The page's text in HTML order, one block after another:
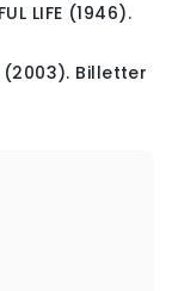
LIFE (1946).
(2003). Billetter